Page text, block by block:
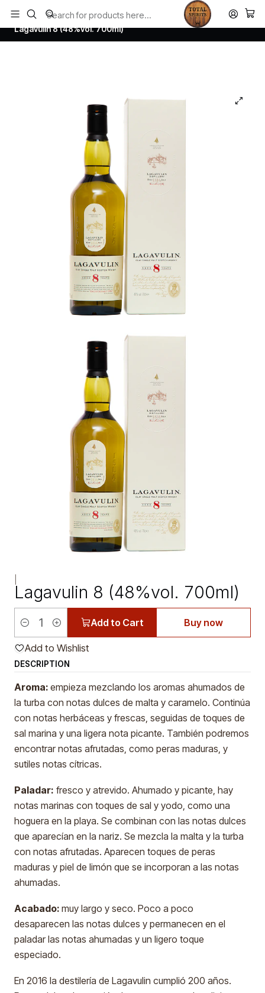
Todos los productos estan en stock. Despachamos a todo Chile.
Home Whisky
Scotch Whisky Islay
Lagavulin 8 (48%vol. 700ml)
Lagavulin 8 (48%vol. 700ml)
Quantity
Add to Cart Buy now
Add to Wishlist
DESCRIPTION
Aroma: empieza mezclando los aromas ahumados de
la turba con notas dulces de malta y caramelo. Continúa
con notas herbáceas y frescas, seguidas de toques de
sal marina y una ligera nota picante. También podremos
encontrar notas afrutadas, como peras maduras, y
sutiles notas cítricas.
Paladar: fresco y atrevido. Ahumado y picante, hay
notas marinas con toques de sal y yodo, como una
hoguera en la playa. Se combinan con las notas dulces
que aparecían en la nariz. Se mezcla la malta y la turba
con notas afrutadas. Aparecen toques de peras
maduras y piel de limón que se incorporan a las notas
ahumadas.
Acabado: muy largo y seco. Poco a poco
desaparecen las notas dulces y permanecen en el
paladar las notas ahumadas y un ligero toque
especiado.
En 2016 la destilería de Lagavulin cumplió 200 años.